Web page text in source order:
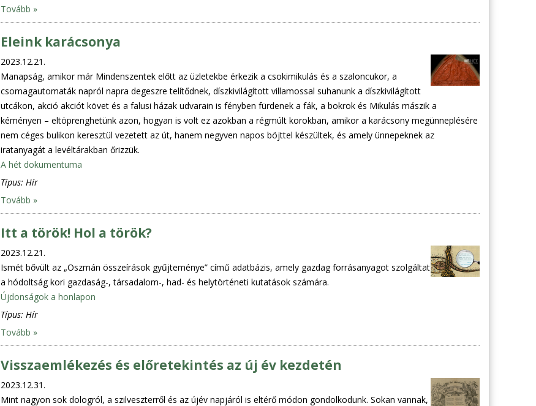
Tovább »
Eleink karácsonya
2023.12.21.
Manapság, amikor már Mindenszentek előtt az üzletekbe érkezik a csokimikulás és a szaloncukor, a
csomagautomaták napról napra degeszre telítődnek, díszkivilágított villamossal suhanunk a díszkivilágított
utcákon, akció akciót követ és a falusi házak udvarain is fényben fürdenek a fák, a bokrok és Mikulás mászik a
kéményen – eltöprenghetünk azon, hogyan is volt ez azokban a régmúlt korokban, amikor a karácsony megünneplésére
nem céges bulikon keresztül vezetett az út, hanem negyven napos böjttel készültek, és amely ünnepeknek az
iratanyagát a levéltárakban őrizzük.
A hét dokumentuma
Típus: Hír
Tovább »
Itt a török! Hol a török?
2023.12.21.
Ismét bővült az „Oszmán összeírások gyűjteménye” című adatbázis, amely gazdag forrásanyagot szolgáltat
a hódoltság kori gazdaság-, társadalom-, had- és helytörténeti kutatások számára.
Újdonságok a honlapon
Típus: Hír
Tovább »
Visszaemlékezés és előretekintés az új év kezdetén
2023.12.31.
Mint nagyon sok dologról, a szilveszterről és az újév napjáról is eltérő módon gondolkodunk. Sokan vannak,